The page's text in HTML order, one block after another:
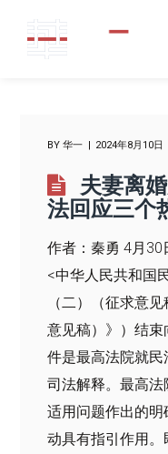
BY华一 2024年8月10日
夫妻离
法回应三个
作者：秦勇 4月30
<中华人民共和国
（二）（征求意
意见稿）》）结
件是最高法院就
司法解释。最高
适用问题作出的
动具有指引作用